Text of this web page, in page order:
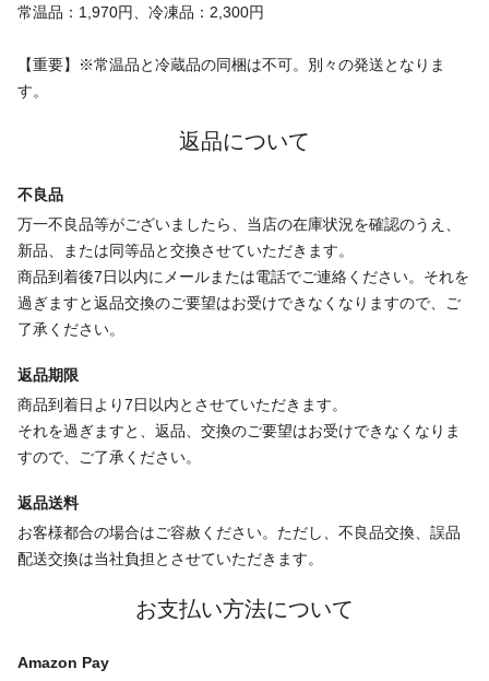
常温品：1,970円、冷凍品：2,300円
【重要】※常温品と冷蔵品の同梱は不可。別々の発送となりま
す。
返品について
不良品
万一不良品等がございましたら、当店の在庫状況を確認のうえ、
新品、または同等品と交換させていただきます。
商品到着後7日以内にメールまたは電話でご連絡ください。それを
過ぎますと返品交換のご要望はお受けできなくなりますので、ご
了承ください。
返品期限
商品到着日より7日以内とさせていただきます。
それを過ぎますと、返品、交換のご要望はお受けできなくなりま
すので、ご了承ください。
返品送料
お客様都合の場合はご容赦ください。ただし、不良品交換、誤品
配送交換は当社負担とさせていただきます。
お支払い方法について
Amazon Pay